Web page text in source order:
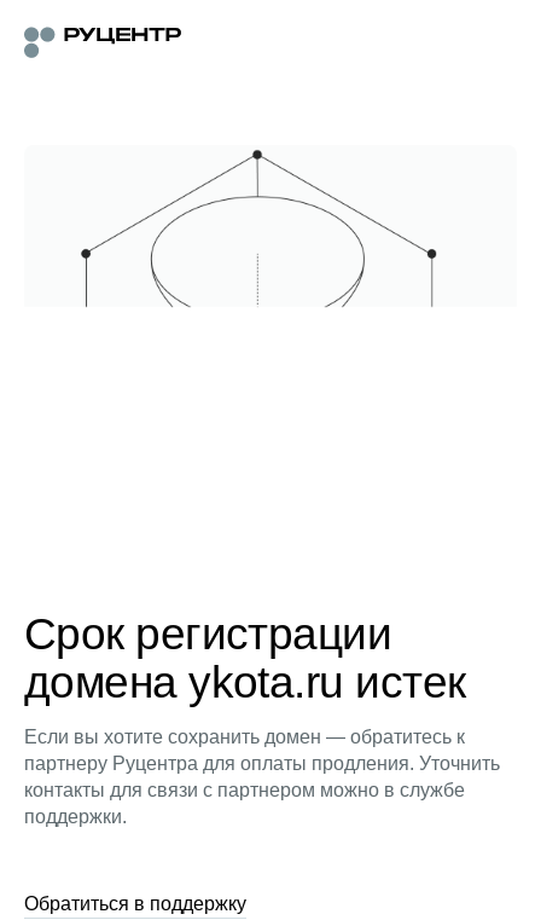
Срок регистрации
домена ykota.ru истек
Если вы хотите сохранить домен — обратитесь к
партнеру Руцентра для оплаты продления. Уточнить
контакты для связи с партнером можно в службе
поддержки.
Обратиться в поддержку